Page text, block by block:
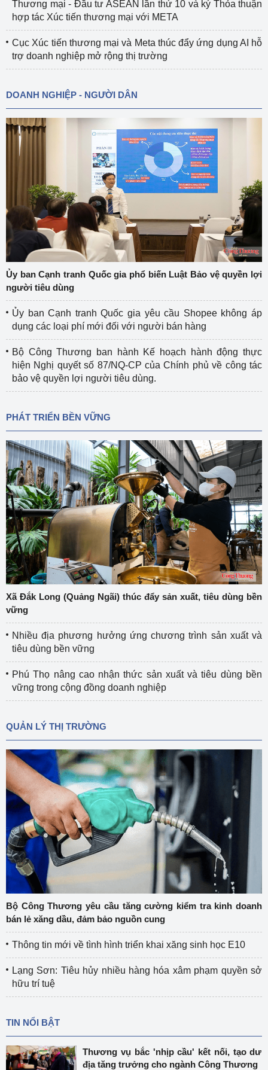
Thương mại - Đầu tư ASEAN lần thứ 10 và ký Thỏa thuận
hợp tác Xúc tiến thương mại với META
Cục Xúc tiến thương mại và Meta thúc đẩy ứng dụng AI hỗ
trợ doanh nghiệp mở rộng thị trường
DOANH NGHIỆP - NGƯỜI DÂN
Ủy ban Cạnh tranh Quốc gia phổ biến Luật Bảo vệ quyền lợi
người tiêu dùng
Ủy ban Cạnh tranh Quốc gia yêu cầu Shopee không áp
dụng các loại phí mới đối với người bán hàng
Bộ Công Thương ban hành Kế hoạch hành động thực
hiện Nghị quyết số 87/NQ-CP của Chính phủ về công tác
bảo vệ quyền lợi người tiêu dùng.
PHÁT TRIỂN BỀN VỮNG
Xã Đắk Long (Quảng Ngãi) thúc đẩy sản xuất, tiêu dùng bền
vững
Nhiều địa phương hưởng ứng chương trình sản xuất và
tiêu dùng bền vững
Phú Thọ nâng cao nhận thức sản xuất và tiêu dùng bền
vững trong cộng đồng doanh nghiệp
QUẢN LÝ THỊ TRƯỜNG
Bộ Công Thương yêu cầu tăng cường kiểm tra kinh doanh
bán lẻ xăng dầu, đảm bảo nguồn cung
Thông tin mới về tình hình triển khai xăng sinh học E10
Lạng Sơn: Tiêu hủy nhiều hàng hóa xâm phạm quyền sở
hữu trí tuệ
TIN NỔI BẬT
Thương vụ bắc 'nhịp cầu' kết nối, tạo dư
địa tăng trưởng cho ngành Công Thương